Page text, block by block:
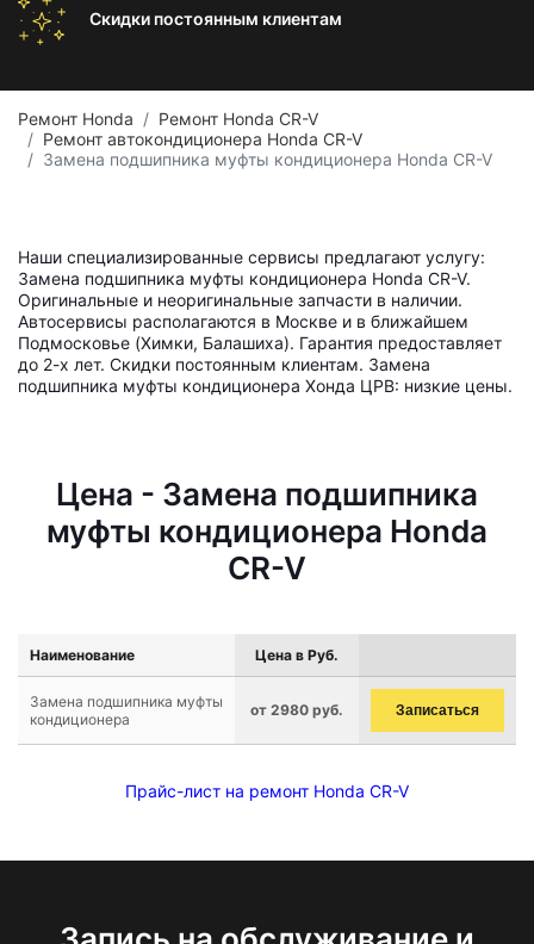
Скидки постоянным клиентам
Ремонт Honda
Ремонт Honda CR-V
Ремонт автокондиционера Honda CR-V
Замена подшипника муфты кондиционера Honda CR-V
Наши специализированные сервисы предлагают услугу:
Замена подшипника муфты кондиционера Honda CR-V.
Оригинальные и неоригинальные запчасти в наличии.
Автосервисы располагаются в Москве и в ближайшем
Подмосковье (Химки, Балашиха). Гарантия предоставляет
до 2-х лет. Скидки постоянным клиентам. Замена
подшипника муфты кондиционера Хонда ЦРВ: низкие цены.
Цена - Замена подшипника
муфты кондиционера Honda
CR-V
Наименование Цена в Руб.
Замена подшипника муфты
кондиционера
от 2980 руб. Записаться
Прайс-лист на ремонт Honda CR-V